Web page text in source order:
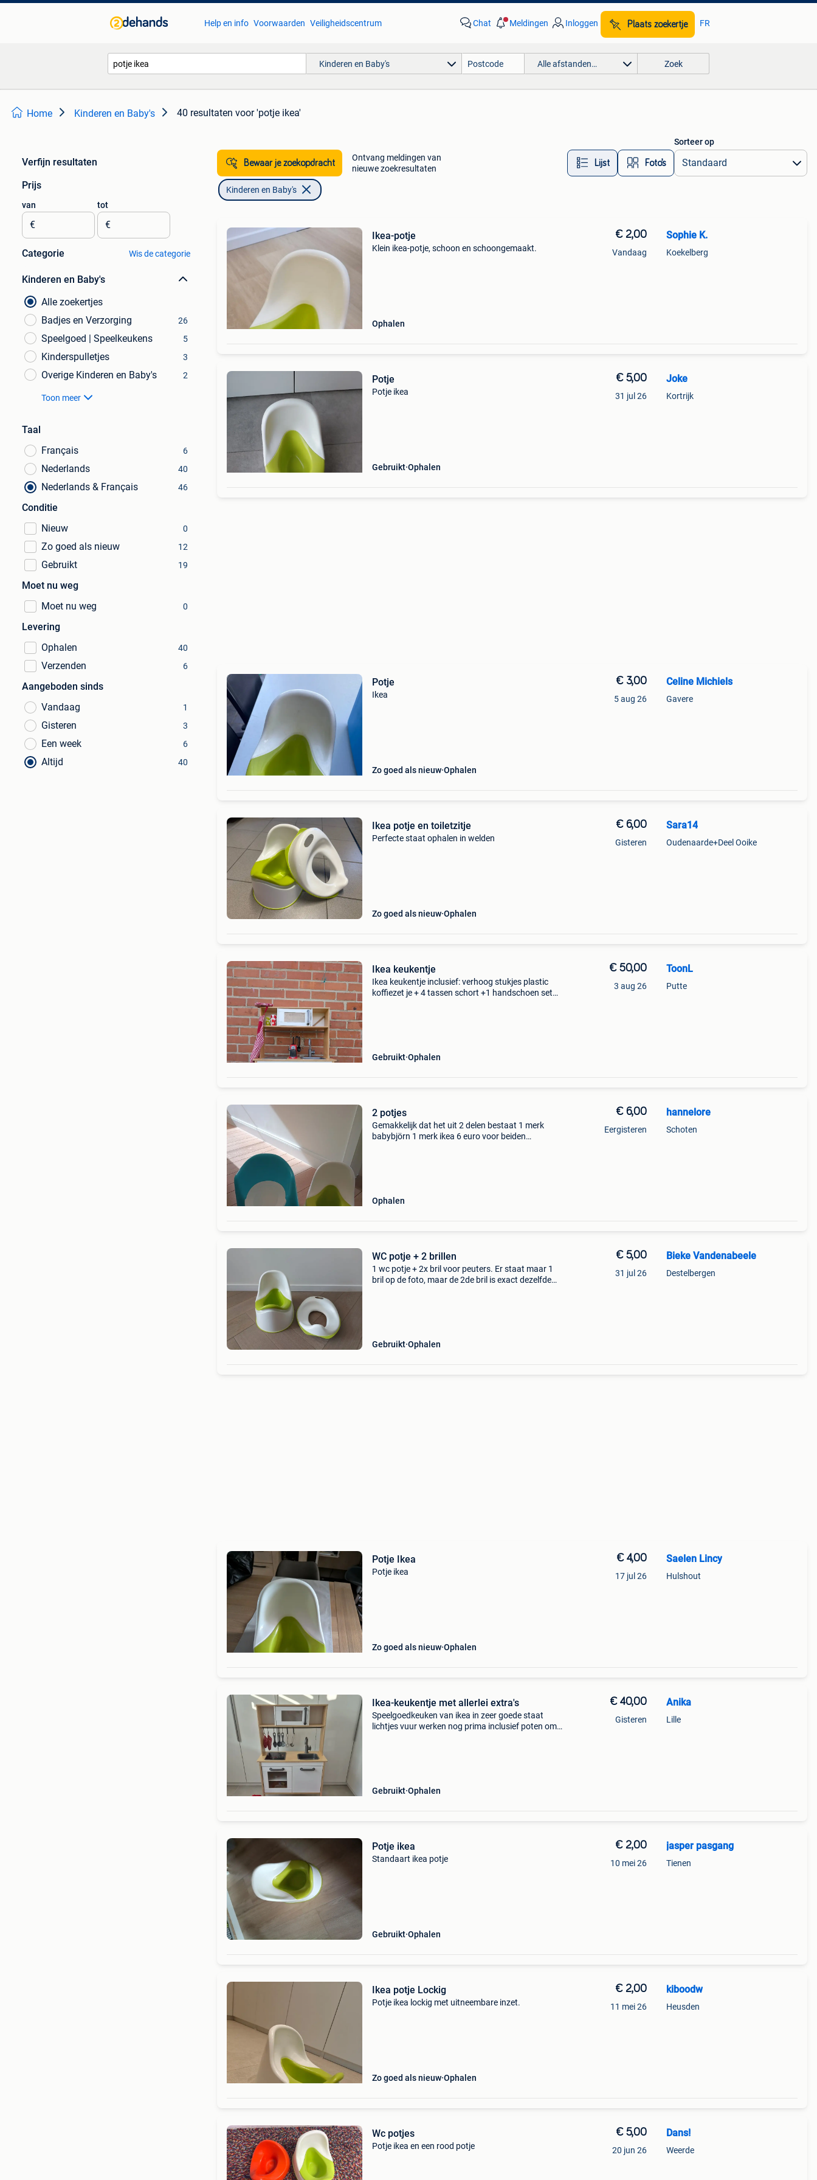
Help en info Voorwaarden Veiligheidscentrum Chat Meldingen Inloggen Plaats zoekertje FR
Kinderen en Baby's Alle afstanden… Zoek
Home Kinderen en Baby's 40 resultaten voor 'potje ikea'
Verfijn resultaten
Prijs
van
€
tot
€
Categorie Wis de categorie
Kinderen en Baby's
Alle zoekertjes
Badjes en Verzorging
26
Speelgoed | Speelkeukens 5
Kinderspulletjes 3
Overige Kinderen en Baby's 2
Toon meer
Taal
Français
6
Nederlands 40
Nederlands & Français 46
Conditie
Nieuw
0
Zo goed als nieuw 12
Gebruikt 19
Moet nu weg
Moet nu weg
0
Levering
Ophalen
40
Verzenden 6
Aangeboden sinds
Vandaag
1
Gisteren 3
Een week 6
Altijd 40
Bewaar je zoekopdracht
Ontvang meldingen van
nieuwe zoekresultaten
Lijst Foto’s
Sorteer op
Kinderen en Baby's
Ikea-potje
Klein ikea-potje, schoon en schoongemaakt.
Ophalen
€ 2,00
Vandaag
Sophie K.
Koekelberg
Potje
Potje ikea
Gebruikt Ophalen
€ 5,00
31 jul 26
Joke
Kortrijk
Potje
Ikea
Zo goed als nieuw Ophalen
€ 3,00
5 aug 26
Celine Michiels
Gavere
Ikea potje en toiletzitje
Perfecte staat ophalen in welden
Zo goed als nieuw Ophalen
€ 6,00
Gisteren
Sara14
Oudenaarde+Deel Ooike
Ikea keukentje
Ikea keukentje inclusief: verhoog stukjes plastic
koffiezet je + 4 tassen schort +1 handschoen set
Gebruikt Ophalen
€ 50,00
3 aug 26
ToonL
Putte
2 potjes
Gemakkelijk dat het uit 2 delen bestaat 1 merk
babybjörn 1 merk ikea 6 euro voor beiden
Ophalen
€ 6,00
Eergisteren
hannelore
Schoten
WC potje + 2 brillen
1 wc potje + 2x bril voor peuters. Er staat maar 1
bril op de foto, maar de 2de bril is exact dezelfde
Gebruikt Ophalen
€ 5,00
31 jul 26
Bieke Vandenabeele
Destelbergen
Potje Ikea
Potje ikea
Zo goed als nieuw Ophalen
€ 4,00
17 jul 26
Saelen Lincy
Hulshout
Ikea-keukentje met allerlei extra's
Speelgoedkeuken van ikea in zeer goede staat
lichtjes vuur werken nog prima inclusief poten om
Gebruikt Ophalen
€ 40,00
Gisteren
Anika
Lille
Potje ikea
Standaart ikea potje
Gebruikt Ophalen
€ 2,00
10 mei 26
jasper pasgang
Tienen
Ikea potje Lockig
Potje ikea lockig met uitneembare inzet.
Zo goed als nieuw Ophalen
€ 2,00
11 mei 26
kiboodw
Heusden
Wc potjes
Potje ikea en een rood potje
€ 5,00
20 jun 26
Dans!
Weerde